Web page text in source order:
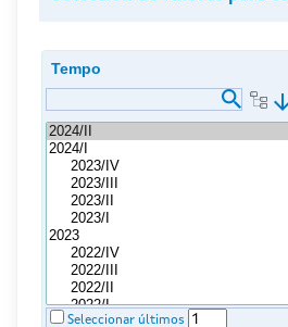
Tempo
Seleccionar últimos